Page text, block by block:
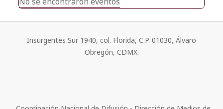
Insurgentes Sur 1940, col. Florida, C.P. 01030, Álvaro
Obregón, CDMX.